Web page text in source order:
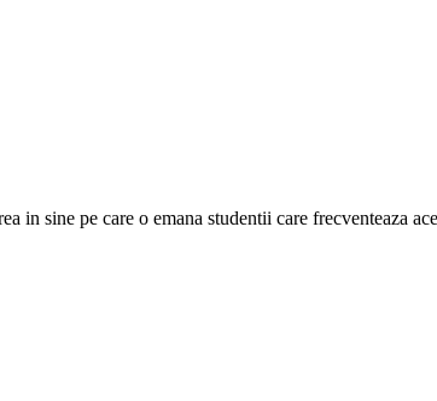
sine pe care o emana studentii care frecventeaza